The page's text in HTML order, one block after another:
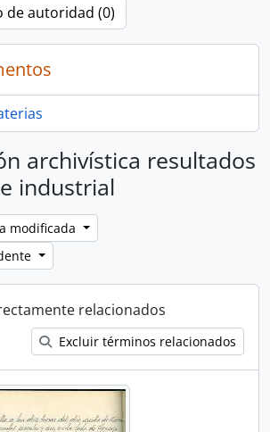
de autoridad (0)
archivística resultados
industrial
modificada
relacionados
Excluir términos relacionados